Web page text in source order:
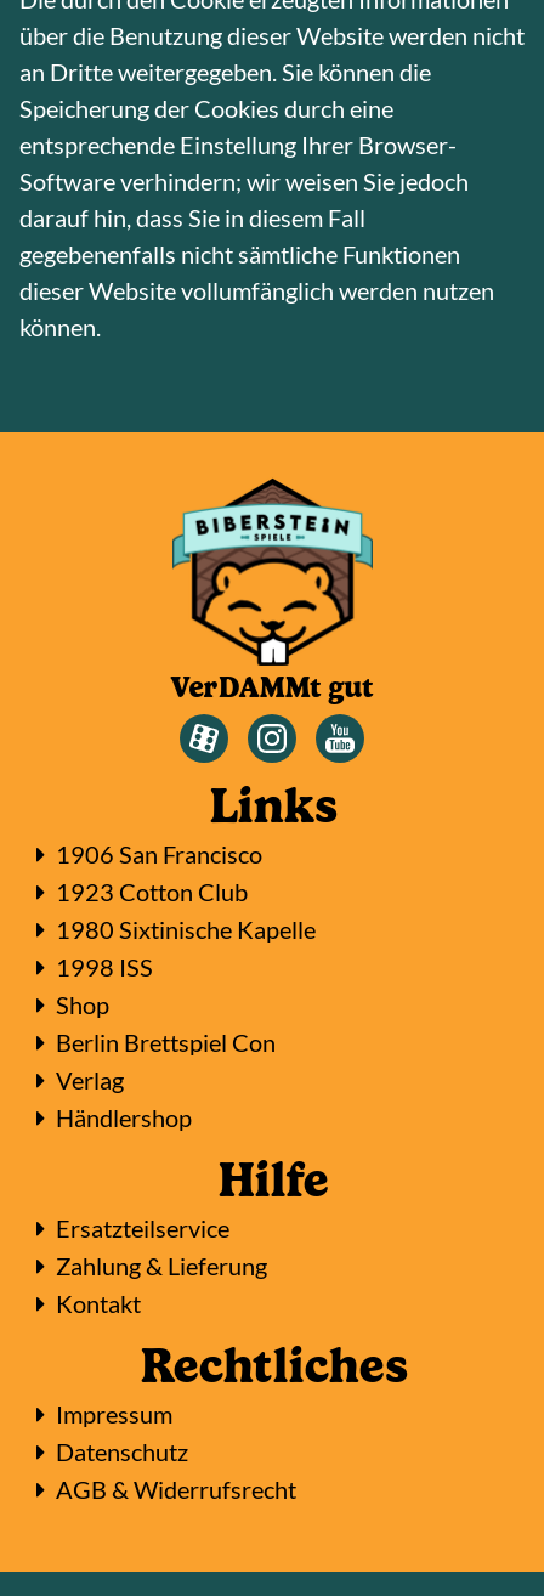
über die Benutzung dieser Website werden nicht
an Dritte weitergegeben. Sie können die
Speicherung der Cookies durch eine
entsprechende Einstellung Ihrer Browser-
Software verhindern; wir weisen Sie jedoch
darauf hin, dass Sie in diesem Fall
gegebenenfalls nicht sämtliche Funktionen
dieser Website vollumfänglich werden nutzen
können.
VerDAMMt gut
Links
1906 San Francisco
1923 Cotton Club
1980 Sixtinische Kapelle
1998 ISS
Shop
Berlin Brettspiel Con
Verlag
Händlershop
Hilfe
Ersatzteilservice
Zahlung & Lieferung
Kontakt
Rechtliches
Impressum
Datenschutz
AGB & Widerrufsrecht